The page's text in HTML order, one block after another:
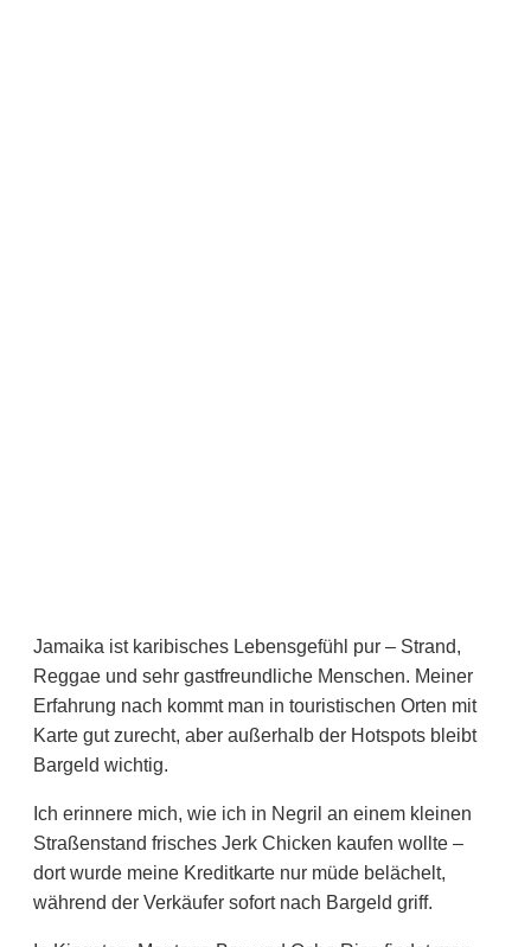
Jamaika ist karibisches Lebensgefühl pur – Strand,
Reggae und sehr gastfreundliche Menschen. Meiner
Erfahrung nach kommt man in touristischen Orten mit
Karte gut zurecht, aber außerhalb der Hotspots bleibt
Bargeld wichtig.
Ich erinnere mich, wie ich in Negril an einem kleinen
Straßenstand frisches Jerk Chicken kaufen wollte –
dort wurde meine Kreditkarte nur müde belächelt,
während der Verkäufer sofort nach Bargeld griff.